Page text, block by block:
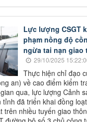
Lực lượng CSGT
phạm nồng độ
ngừa tai nạn giao
29/10/2025
Thực hiện chỉ đạo
an) về cao điểm kiểm
qua, lực lượng Cảnh
tỉnh đã triển khai đồng
trên nhiều tuyến giao